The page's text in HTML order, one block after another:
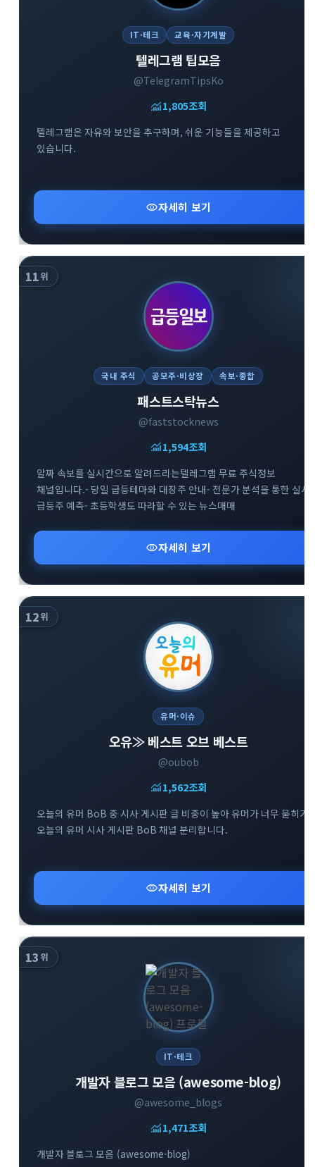
IT·테크 교육·자기계발
텔레그램 팁모음
@TelegramTipsKo
monitoring1,805조회
텔레그램은 자유와 보안을 추구하며, 쉬운 기능들을 제공하고
있습니다.
visibility자세히 보기
11위
국내 주식 공모주·비상장 속보·종합
패스트스탁뉴스
@faststocknews
monitoring1,594조회
알짜 속보를 실시간으로 알려드리는텔레그램 무료 주식정보
채널입니다.- 당일 급등테마와 대장주 안내- 전문가 분석을 통한 실시
급등주 예측- 초등학생도 따라할 수 있는 뉴스매매
visibility자세히 보기
12위
유머·이슈
오유≫ 베스트 오브 베스트
@oubob
monitoring1,562조회
오늘의 유머 BoB 중 시사 게시판 글 비중이 높아 유머가 너무 묻히기
오늘의 유머 시사 게시판 BoB 채널 분리합니다.
visibility자세히 보기
13 위
IT·테크
개발자 블로그 모음 (awesome-blog)
@awesome_blogs
monitoring1,471조회
개발자 블로그 모음 (awesome-blog)